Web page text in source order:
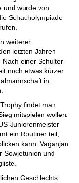
und wurde von
Schacholympiade
weiterer
letzten Jahren
einer Schulter-
noch etwas kürzer
in
findet man
mitspielen wollen.
Juniorenmeister
ein Routiner teil,
kann. Vaganjan
Sowjetunion und
Geschlechts